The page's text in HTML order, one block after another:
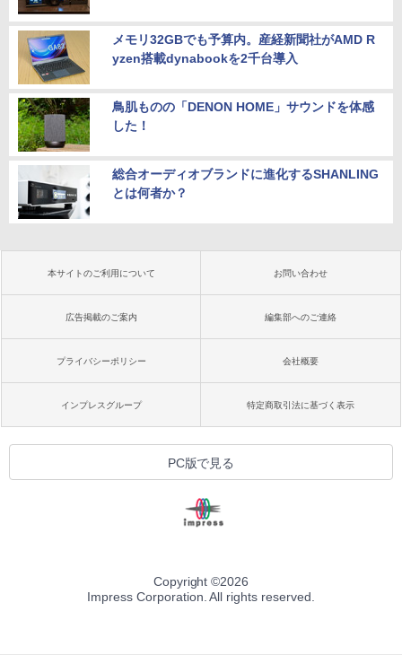
メモリ32GBでも予算内。産経新聞社がAMD R
yzen搭載dynabookを2千台導入
鳥肌ものの「DENON HOME」サウンドを体感
した！
総合オーディオブランドに進化するSHANLING
とは何者か？
本サイトのご利用について お問い合わせ
広告掲載のご案内 編集部へのご連絡
プライバシーポリシー 会社概要
インプレスグループ 特定商取引法に基づく表示
PC版で見る
Copyright ©2026
Impress Corporation. All rights reserved.